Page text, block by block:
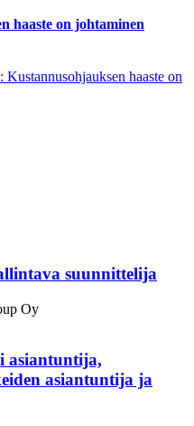
haaste on johtaminen
haaste on
suunnittelija
Oy
asiantuntija,
asiantuntija ja